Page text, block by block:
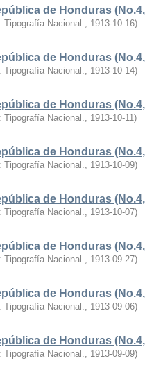
de Honduras
Tipografía Nacional., 1913-10-16)
de Honduras
Tipografía Nacional., 1913-10-14)
de Honduras
Tipografía Nacional., 1913-10-11)
de Honduras
Tipografía Nacional., 1913-10-09)
de Honduras
Tipografía Nacional., 1913-10-07)
de Honduras
Tipografía Nacional., 1913-09-27)
de Honduras
Tipografía Nacional., 1913-09-06)
de Honduras
Tipografía Nacional., 1913-09-09)